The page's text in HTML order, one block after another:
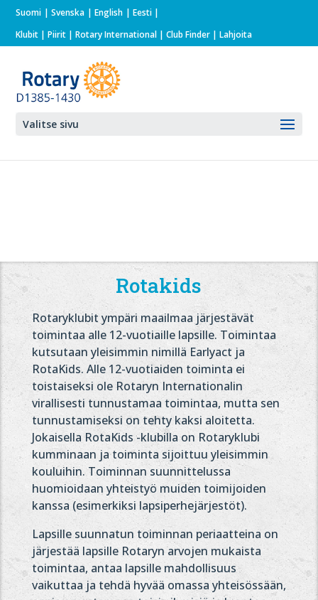
Suomi Svenska English
Eesti
Klubit |Piirit |Rotary International | Club Finder | Lahjoita
Valitse sivu
Rotakids
Rotaryklubit ympäri maailmaa järjestävät
toimintaa alle 12-vuotiaille lapsille. Toimintaa
kutsutaan yleisimmin nimillä Earlyact ja
RotaKids. Alle 12-vuotiaiden toiminta ei
toistaiseksi ole Rotaryn Internationalin
virallisesti tunnustamaa toimintaa, mutta sen
tunnustamiseksi on tehty kaksi aloitetta.
Jokaisella RotaKids -klubilla on Rotaryklubi
kumminaan ja toiminta sijoittuu yleisimmin
kouluihin. Toiminnan suunnittelussa
huomioidaan yhteistyö muiden toimijoiden
kanssa (esimerkiksi lapsiperhejärjestöt).
Lapsille suunnatun toiminnan periaatteina on
järjestää lapsille Rotaryn arvojen mukaista
toimintaa, antaa lapsille mahdollisuus
vaikuttaa ja tehdä hyvää omassa yhteisössään,